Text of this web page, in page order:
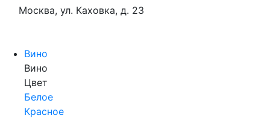
Москва, ул. Каховка, д. 23
Вино
Вино
Цвет
Белое
Красное